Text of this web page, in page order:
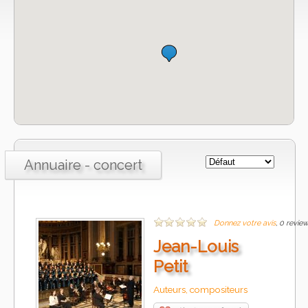
Annuaire - concert
Donnez votre avis, 0
Jean-Louis
Petit
Auteurs, compositeurs